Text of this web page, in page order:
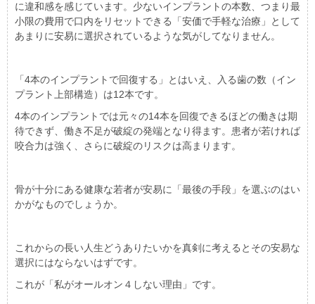
に違和感を感じています。少ないインプラントの本数、つまり最
小限の費用で口内をリセットできる「安価で手軽な治療」として
あまりに安易に選択されているような気がしてなりません。
「4本のインプラントで回復する」とはいえ、入る歯の数（イン
プラント上部構造）は12本です。
4本のインプラントでは元々の14本を回復できるほどの働きは期
待できず、働き不足が破綻の発端となり得ます。患者が若ければ
咬合力は強く、さらに破綻のリスクは高まります。
骨が十分にある健康な若者が安易に「最後の手段」を選ぶのはい
かがなものでしょうか。
これからの長い人生どうありたいかを真剣に考えるとその安易な
選択にはならないはずです。
これが「私がオールオン４しない理由」です。